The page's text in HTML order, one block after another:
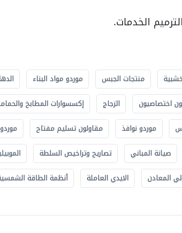
الخدمات.
منتجات الجبس موردو مواد البناء
اختصاصيون الزجاج إكسسوارات المطابخ
موردو نوافذ مقاولون تسليم مفتاح
صيانة المباني تصاريح وتراخيص السلطة
المعادن الايدي العاملة أنظمة الطاقة